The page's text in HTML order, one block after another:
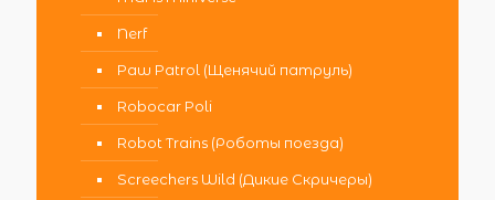
Nerf
Paw Patrol (Щенячий патруль)
Robocar Poli
Robot Trains (Роботы поезда)
Screechers Wild (Дикие Скричеры)